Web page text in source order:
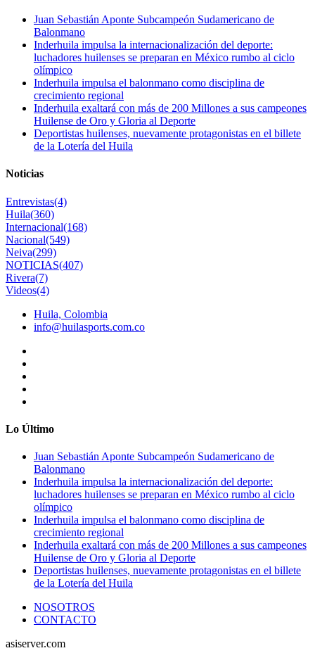
Juan Sebastián Aponte Subcampeón Sudamericano de
Balonmano
Inderhuila impulsa la internacionalización del deporte:
luchadores huilenses se preparan en México rumbo al ciclo
olímpico
Inderhuila impulsa el balonmano como disciplina de
crecimiento regional
Inderhuila exaltará con más de 200 Millones a sus campeones
Huilense de Oro y Gloria al Deporte
Deportistas huilenses, nuevamente protagonistas en el billete
de la Lotería del Huila
Noticias
Entrevistas(4)
Huila(360)
Internacional(168)
Nacional(549)
Neiva(299)
NOTICIAS(407)
Rivera(7)
Videos(4)
Huila, Colombia
info@huilasports.com.co
Lo Último
Juan Sebastián Aponte Subcampeón Sudamericano de
Balonmano
Inderhuila impulsa la internacionalización del deporte:
luchadores huilenses se preparan en México rumbo al ciclo
olímpico
Inderhuila impulsa el balonmano como disciplina de
crecimiento regional
Inderhuila exaltará con más de 200 Millones a sus campeones
Huilense de Oro y Gloria al Deporte
Deportistas huilenses, nuevamente protagonistas en el billete
de la Lotería del Huila
NOSOTROS
CONTACTO
asiserver.com